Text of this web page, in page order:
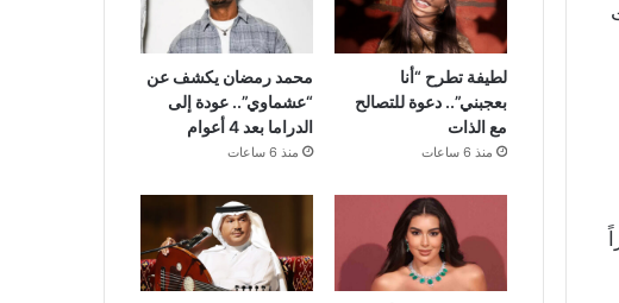
لطيفة تطرح “أنا
بعجبني”.. دعوة للتصالح
مع الذات
منذ 6 ساعات
محمد رمضان يكشف عن
“عشماوي”.. عودة إلى
الدراما بعد 4 أعوام
منذ 6 ساعات